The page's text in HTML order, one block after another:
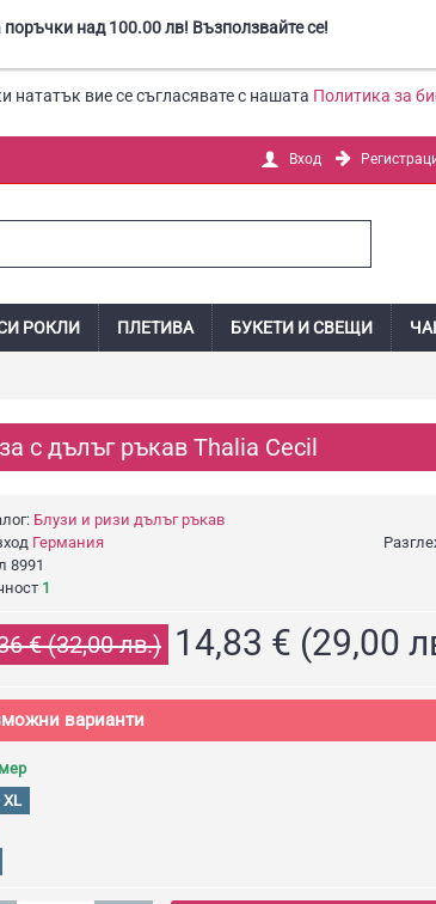
поръчки над 100.00 лв! Възползвайте се!
вие се съгласявате с нашата Политика за
Вход
РОКЛИ ПЛЕТИВА БУКЕТИ И СВЕЩИ
Дамска
с дълъг ръкав Thalia Cecil
Блузи и ризи дълъг ръкав
Германия
8991
1
€ (32,00 лв.) 14,83 € (29,00
варианти
XL